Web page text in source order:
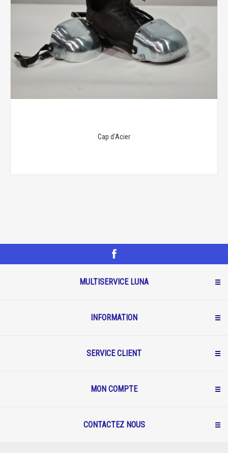
Cap d'Acier
MULTISERVICE LUNA
INFORMATION
SERVICE CLIENT
MON COMPTE
CONTACTEZ NOUS